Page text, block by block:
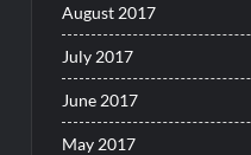
August 2017
July 2017
June 2017
May 2017